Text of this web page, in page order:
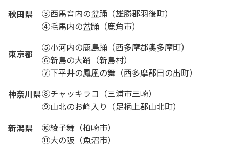
秋田県
③西馬音内の盆踊（雄勝郡羽後町）
④毛馬内の盆踊（鹿角市）
東京都
⑤小河内の鹿島踊（西多摩郡奥多摩町）
⑥新島の大踊（新島村）
⑦下平井の鳳凰の舞（西多摩郡日の出町）
神奈川県⑧チャッキラコ（三浦市三崎）
⑨山北のお峰入り（足柄上郡山北町）
新潟県
⑩綾子舞（柏崎市）
⑪大の阪（魚沼市）